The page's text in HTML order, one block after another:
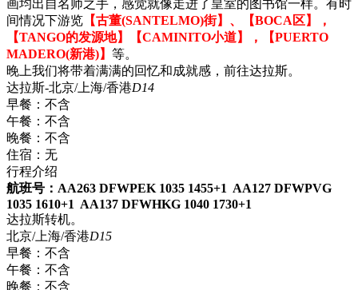
画均出自名师之手，感觉就像走进了皇室的图书馆一样。有时
间情况下游览 【古董(SANTELMO)街】、【BOCA区】，
【TANGO的发源地】【CAMINITO小道】，【PUERTO
MADERO(新港)】 等。
晚上我们将带着满满的回忆和成就感，前往达拉斯。
达拉斯-北京/上海/香港D14
早餐： 不含
午餐： 不含
晚餐： 不含
住宿： 无
行程介绍
航班号：AA263 DFWPEK 1035 1455+1 AA127 DFWPVG
1035 1610+1 AA137 DFWHKG 1040 1730+1
达拉斯转机。
北京/上海/香港D15
早餐： 不含
午餐： 不含
晚餐： 不含